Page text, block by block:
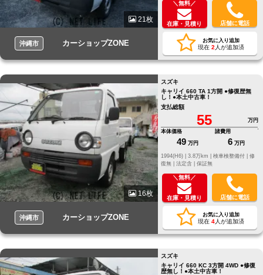
21枚
沖縄市 カーショップZONE
＼無料／
在庫・見積り 店舗に電話
お気に入り追加
現在 2 人が追加済
16枚
沖縄市 カーショップZONE
スズキ
キャリイ 660 TA 1方開 ●修復歴無
し！●本土中古車！
支払総額
55
万円
本体価格
49 万円
諸費用
6 万円
修
復無 | 法定含 | 保証無
＼無料／
在庫・見積り 店舗に電話
お気に入り追加
現在 4人が追加済
スズキ
キャリイ 660 KC 3方開 4WD ●修復
歴無し！●本土中古車！